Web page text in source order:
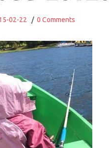
02-22 / 0 Comments